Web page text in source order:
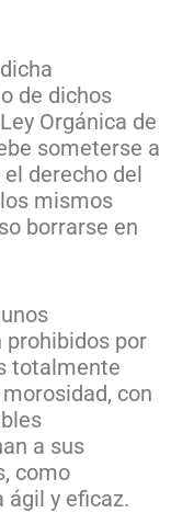
de dichos
Orgánica de
someterse a
derecho del
mismos
borrarse en
prohibidos por
totalmente
con
a sus
como
ágil y eficaz.